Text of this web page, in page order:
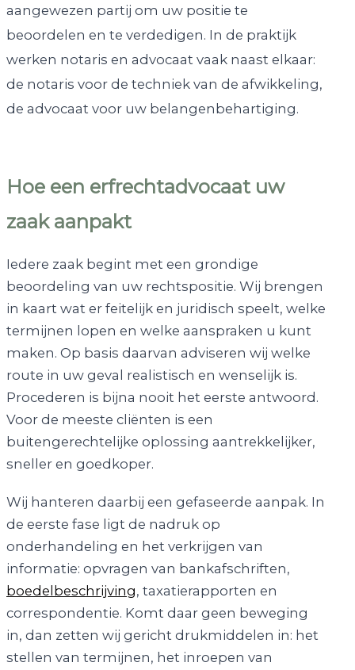
aangewezen partij om uw positie te
beoordelen en te verdedigen. In de praktijk
werken notaris en advocaat vaak naast elkaar:
de notaris voor de techniek van de afwikkeling,
de advocaat voor uw belangenbehartiging.
Hoe een erfrechtadvocaat uw
zaak aanpakt
Iedere zaak begint met een grondige
beoordeling van uw rechtspositie. Wij brengen
in kaart wat er feitelijk en juridisch speelt, welke
termijnen lopen en welke aanspraken u kunt
maken. Op basis daarvan adviseren wij welke
route in uw geval realistisch en wenselijk is.
Procederen is bijna nooit het eerste antwoord.
Voor de meeste cliënten is een
buitengerechtelijke oplossing aantrekkelijker,
sneller en goedkoper.
Wij hanteren daarbij een gefaseerde aanpak. In
de eerste fase ligt de nadruk op
onderhandeling en het verkrijgen van
informatie: opvragen van bankafschriften,
boedelbeschrijving, taxatierapporten en
correspondentie. Komt daar geen beweging
in, dan zetten wij gericht drukmiddelen in: het
stellen van termijnen, het inroepen van